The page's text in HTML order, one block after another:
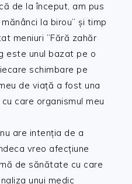
de la început, am pus
la birou” și timp
meniuri ”Fără zahăr
este unul bazat pe o
schimbare pe
de viață a fost una
care organismul meu
are intenția de a
vreo afecțiune
de sănătate cu care
unui medic